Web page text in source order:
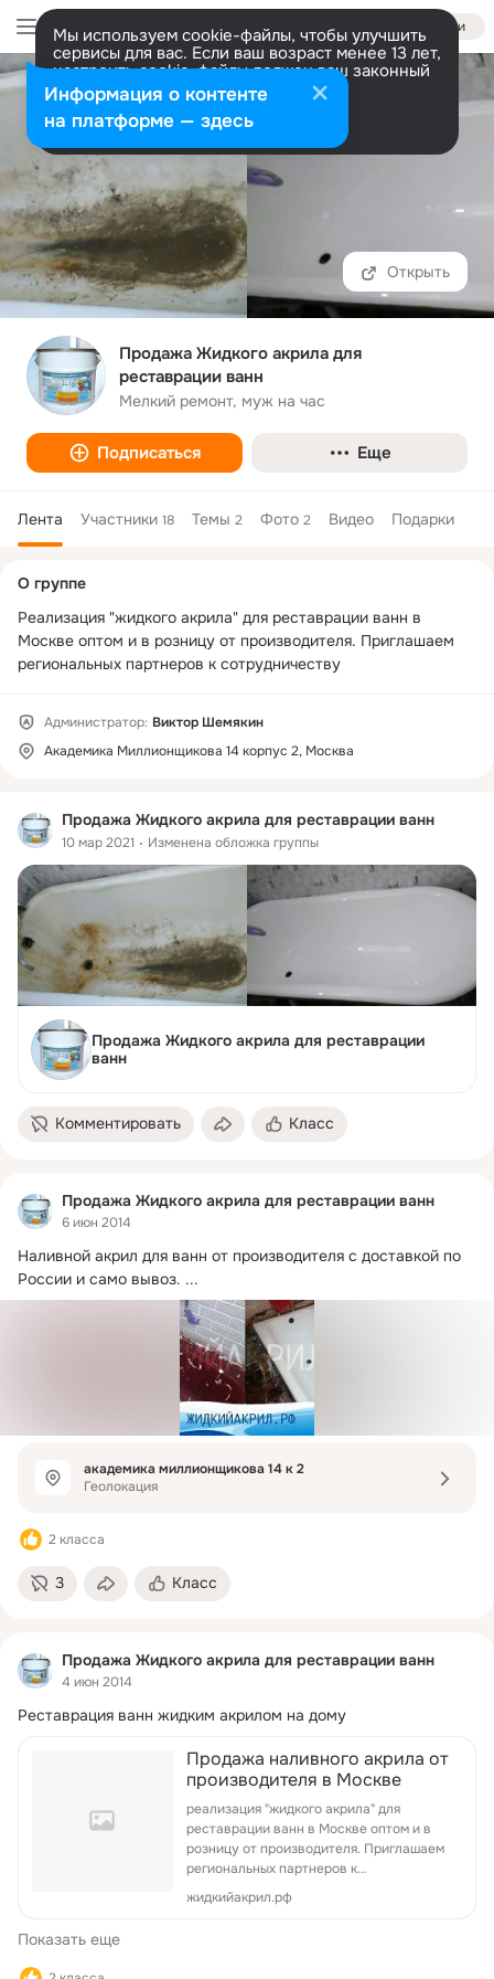
Войти
Мы используем cookie-файлы, чтобы улучшить
сервисы для вас. Если ваш возраст менее 13 лет,
настроить cookie-файлы должен ваш законный
представитель. Больше информации
Разрешить все Настроить
Открыть
Продажа Жидкого акрила для
реставрации ванн
Мелкий ремонт, муж на час
Подписаться Еще
Лента Участники 18 Темы 2 Фото 2 Видео Подарки
Продажа Жидкого акрила для реставрации ванн
10 мар 2021 Изменена обложка группы
Продажа Жидкого акрила для реставрации
ванн
Комментировать Класс
Продажа Жидкого акрила для реставрации ванн
6 июн 2014
Наливной акрил для ванн от производителя с доставкой по
России и само вывоз. ...
академика миллионщикова 14 к 2
Геолокация
2 класса
3 Класс
Продажа Жидкого акрила для реставрации ванн
4 июн 2014
Реставрация ванн жидким акрилом на дому
Продажа наливного акрила от
производителя в Москве
реализация "жидкого акрила" для
реставрации ванн в Москве оптом и в
розницу от производителя. Приглашаем
региональных партнеров к
сотрудничеству.
жидкийакрил.рф
Показать еще
колонка
О группе
Реализация "жидкого акрила" для реставрации ванн в
Москве оптом и в розницу от производителя. Приглашаем
региональных партнеров к сотрудничеству
Администратор: Виктор Шемякин
Академика Миллионщикова 14 корпус 2, Москва
Информация о контенте
на платформе — здесь